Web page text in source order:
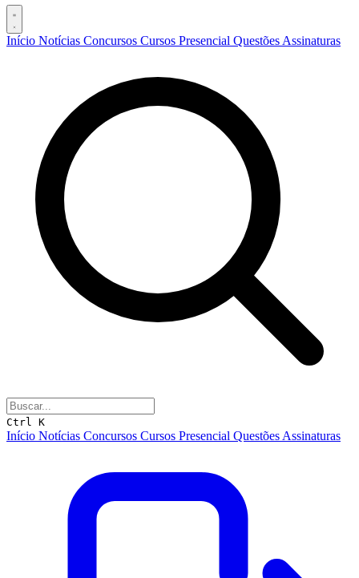
Início Notícias Concursos Cursos Presencial Questões Assinaturas
Ctrl K
Início Notícias Concursos Cursos Presencial Questões Assinaturas